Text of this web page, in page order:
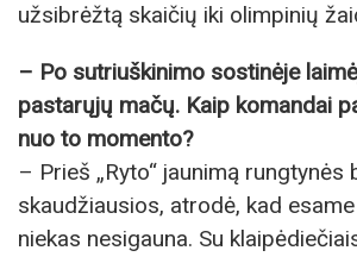
užsibrėžtą skaičių iki olimpinių
– Po sutriuškinimo sostinėje
pastarųjų mačų. Kaip komandai
nuo to momento?
– Prieš „Ryto“ jaunimą rungtynės
skaudžiausios, atrodė, kad
niekas nesigauna. Su